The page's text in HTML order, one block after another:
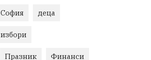
София деца
избори
Празник Финанси